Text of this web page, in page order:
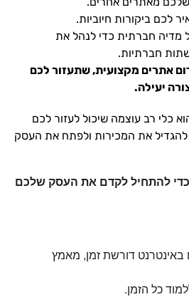
לכם ביקורות חיוביות.
מדיה חברתית כדי לנהל את
חברתיות.
אתרים מקצועית, שתעזור לכם
יעילה.
כלי רב עוצמה שיכול לעזור לכם
את המכירות ולפתח את העסק
להתחיל לקדם את העסק שלכם
דורשת זמן, מאמץ
כל הזמן.